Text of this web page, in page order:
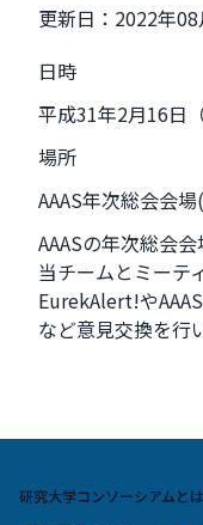
更新日：2022年
日時
平成31年2月16日
場所
AAAS年次総会会場
AAASの年次総会
当チームとミーテ
EurekAlert!や
など意見交換を行
研究大学コンソーシアムとは